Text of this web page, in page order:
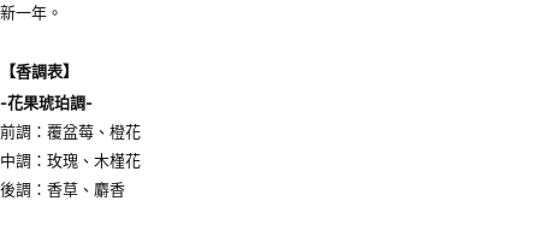
新一年。
【香調表】
-花果琥珀調-
前調：覆盆莓、橙花
中調：玫瑰、木槿花
後調：香草、麝香